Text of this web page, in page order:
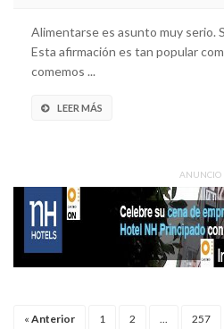
Alimentarse es asunto muy serio.
Esta afirmación es tan popular
comemos ...
LEER MÁS
ANUNCIO
« Anterior 1 2 257